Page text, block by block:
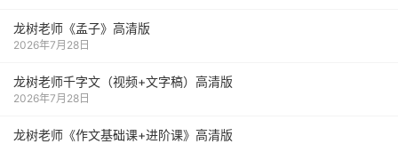
龙树老师《孟子》高清版
2026年7月28日
龙树老师千字文（视频+文字稿）高清版
2026年7月28日
龙树老师《作文基础课+进阶课》高清版